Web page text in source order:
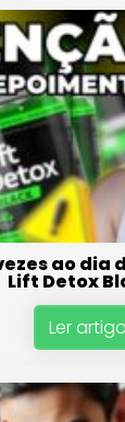
ao dia
Lift Detox
Ler artigo